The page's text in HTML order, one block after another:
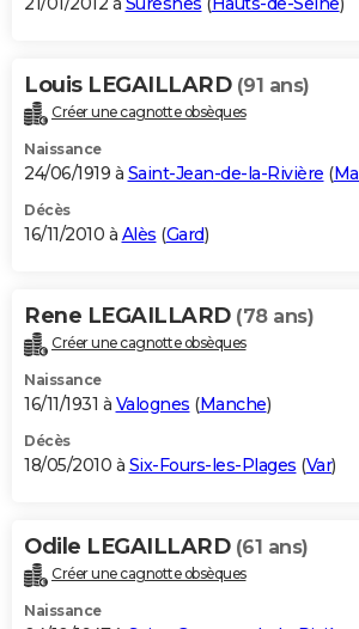
Louis LEGAILLARD (91 ans)
Créer une cagnotte obsèques
Naissance
24/06/1919 à Saint-Jean-de-la-Rivière (
Décès
16/11/2010 à Alès (Gard)
Rene LEGAILLARD (78 ans)
Créer une cagnotte obsèques
Naissance
16/11/1931 à Valognes (Manche)
Décès
18/05/2010 à Six-Fours-les-Plages (Var)
Odile LEGAILLARD (61 ans)
Créer une cagnotte obsèques
Naissance